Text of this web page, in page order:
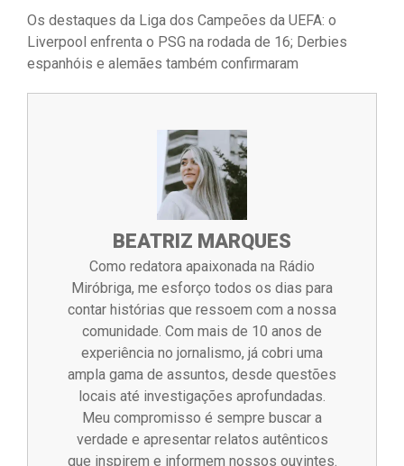
Os destaques da Liga dos Campeões da UEFA: o
Liverpool enfrenta o PSG na rodada de 16; Derbies
espanhóis e alemães também confirmaram
BEATRIZ MARQUES
Como redatora apaixonada na Rádio
Miróbriga, me esforço todos os dias para
contar histórias que ressoem com a nossa
comunidade. Com mais de 10 anos de
experiência no jornalismo, já cobri uma
ampla gama de assuntos, desde questões
locais até investigações aprofundadas.
Meu compromisso é sempre buscar a
verdade e apresentar relatos autênticos
que inspirem e informem nossos ouvintes.